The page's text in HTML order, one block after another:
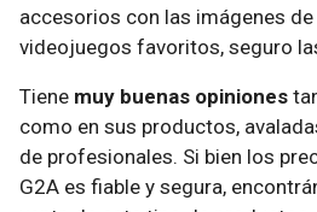
accesorios con las imágenes
videojuegos favoritos, seguro
Tiene muy buenas opiniones
como en sus productos,
de profesionales. Si bien los
G2A es fiable y segura,